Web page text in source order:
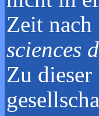
Zeit nach
sciences
Zu